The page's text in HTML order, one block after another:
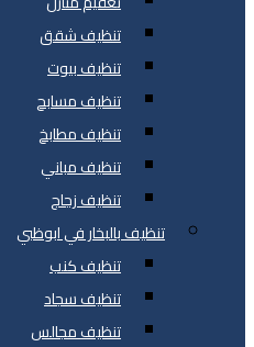
تنظيف شقق
تنظيف بيوت
تنظيف مسابح
تنظيف مطابخ
تنظيف مباني
تنظيف زجاج
تنظيف بالبخار في ابوظبي
تنظيف كنب
تنظيف سجاد
تنظيف مجالس